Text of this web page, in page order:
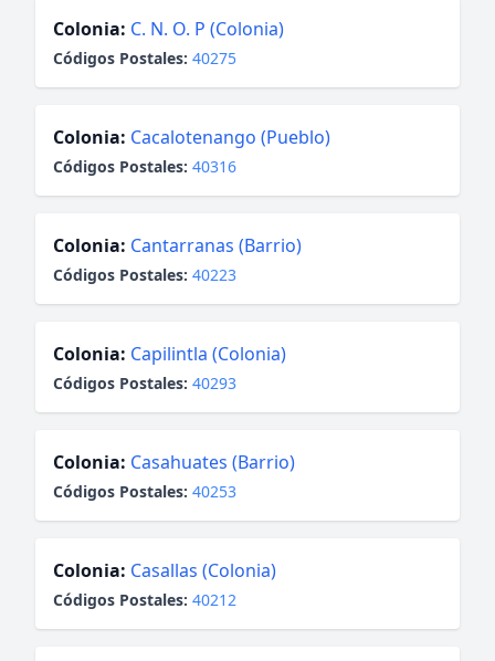
Colonia: C. N. O. P (Colonia)
Códigos Postales: 40275
Colonia: Cacalotenango (Pueblo)
Códigos Postales: 40316
Colonia: Cantarranas (Barrio)
Códigos Postales: 40223
Colonia: Capilintla (Colonia)
Códigos Postales: 40293
Colonia: Casahuates (Barrio)
Códigos Postales: 40253
Colonia: Casallas (Colonia)
Códigos Postales: 40212